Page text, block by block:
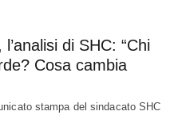
di SHC: “Chi
Cosa cambia
stampa del sindacato SHC